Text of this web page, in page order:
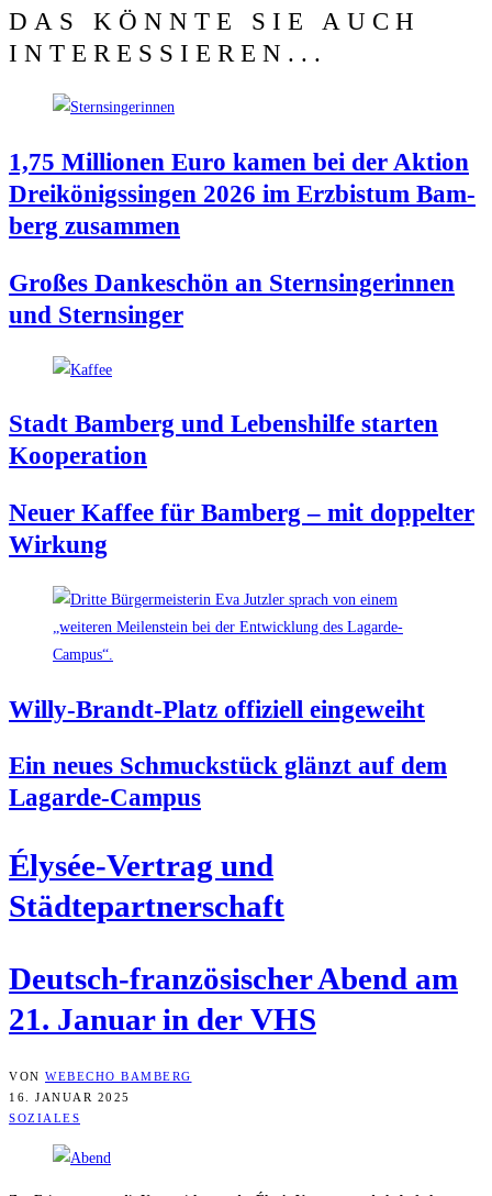
DAS KÖNNTE SIE AUCH
INTERESSIEREN...
1,75 Mil­lio­nen Euro kamen bei der Akti­on
Drei­kö­nigs­sin­gen 2026 im Erz­bis­tum Bam­
berg zusammen
Gro­ßes Dan­ke­schön an Stern­sin­ge­rin­nen
und Sternsinger
Stadt Bam­berg und Lebens­hil­fe star­ten
Kooperation
Neu­er Kaf­fee für Bam­berg – mit dop­pel­ter
Wirkung
Wil­ly-Brandt-Platz offi­zi­ell eingeweiht
Ein neu­es Schmuck­stück glänzt auf dem
Lagarde-Campus
Ély­sée-Ver­trag und
Städtepartnerschaft
Deutsch-fran­zö­si­scher Abend am
21. Janu­ar in der VHS
VON WEBECHO BAMBERG
16. JANUAR 2025
SOZIALES